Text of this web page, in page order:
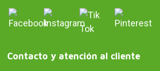
Contacto y atención al cliente